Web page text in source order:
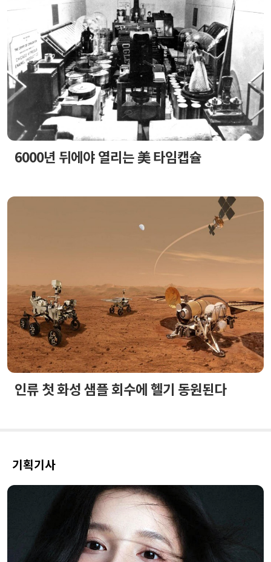
6000년 뒤에야 열리는 美 타임캡슐
인류 첫 화성 샘플 회수에 헬기 동원된다
기획기사